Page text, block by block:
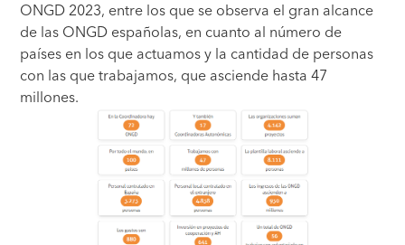
ONGD 2023, entre los que se observa el gran alcance
de las ONGD españolas, en cuanto al número de
países en los que actuamos y la cantidad de personas
con las que trabajamos, que asciende hasta 47
millones.